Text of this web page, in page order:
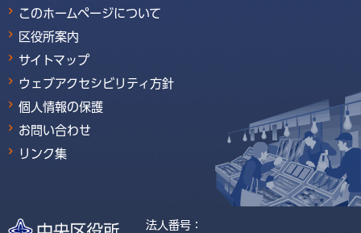
このホームページについて
区役所案内
サイトマップ
ウェブアクセシビリティ方針
個人情報の保護
お問い合わせ
リンク集
法人番号：